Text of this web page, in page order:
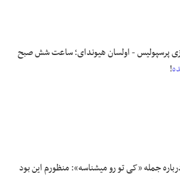
بازی پرسپولیس - اولسان هیوندای؛ ساعت شش صبح
!
درباره جمله «کی تو رو میشناسه»: منظورم این بود